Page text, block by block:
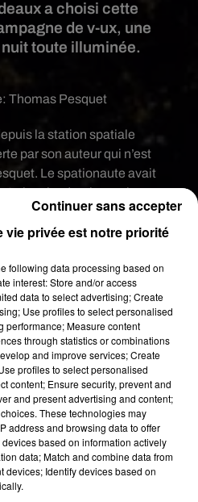
à 14h40 par Florence
Jaillet
a choisi cette
de v-ux, une
toute illuminée.
Thomas Pesquet
la station spatiale
par son auteur qui n’est
Le spationaute avait
31 janvier dernier sur les
« Re-salut Bordeaux !
nuit que le jour ».
encore ! Non la
du vin rouge ;) ». Des
400 km d’altitude.
du Français avait duré
2016 à juin dernier.
août 2026
« Mikasa », un nouveau
amour et...
7 août 2026
vie privée est notre priorité
following data processing based on
interest: Store and/or access
data to select advertising; Create
Use profiles to select personalised
performance; Measure content
through statistics or combinations
and improve services; Create
profiles to select personalised
content; Ensure security, prevent and
and present advertising and content;
These technologies may
address and browsing data to offer
based on information actively
data; Match and combine data from
devices; Identify devices based on
Continuer sans accepter